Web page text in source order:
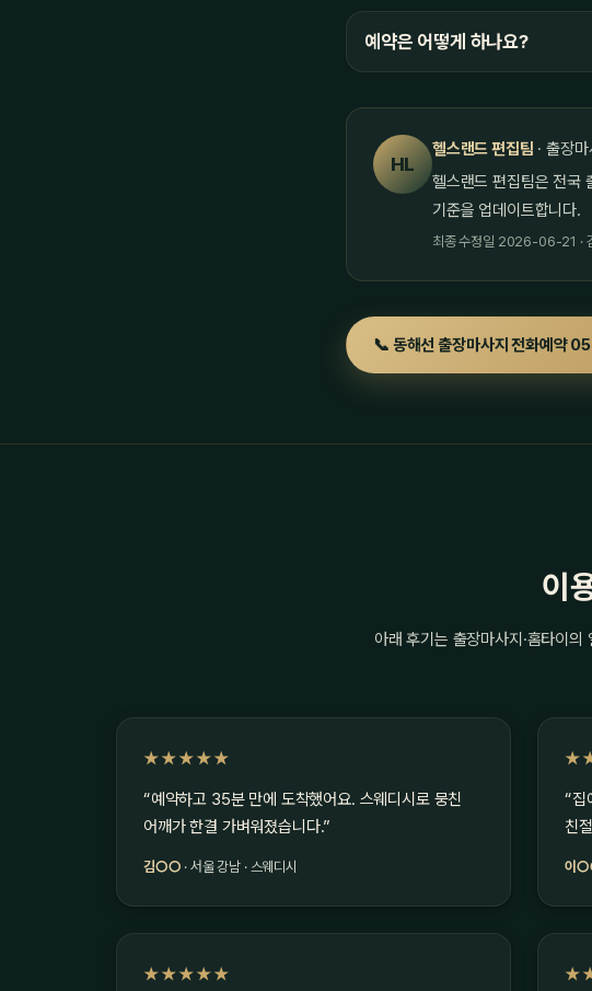
예약은 어떻게 하나요?
HL
헬스랜드 편집팀 · 출장
헬스랜드 편집팀은 전국
기준을 업데이트합니다.
최종 수정일 2026-06-21 ·
📞 동해선 출장마사지 전화예약
이
아래 후기는 출장마사지·홈타이
★★★★★
“예약하고 35분 만에 도착했어요. 스웨디시로 뭉친
어깨가 한결 가벼워졌습니다.”
김○○ · 서울 강남 · 스웨디시
“집
친
이
★★★★★